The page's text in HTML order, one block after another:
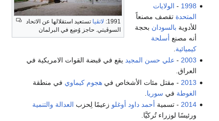
1991: لاتڤيا تستعيد استقلالها عن الاتحاد
السوڤيتي. حاجز وُضِع في البرلمان
1998
- الولايات
المتحدة تقصف مصنعاً
للأدوية بالسودان بحجة
أنه مصنع أسلحة
كيميائية
2003
- علي حسن المجيد يقع في قبضة القوات الامريكية في
العراق.
2013 - مقتل مئات الأشخاص فيهجوم كيماوي في منطقة
الغوطة في سوريا
2014 - تسمية أحمد داود أوغلو زعيمًا لِحزب العدالة والتنمية
ورئيسًا لوزراء تُركيَّا.